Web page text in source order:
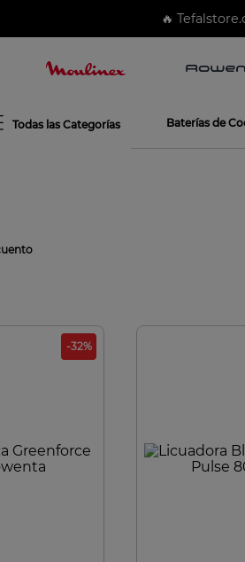
🔥 Tefalstore.cl es
Baterías de
-32%